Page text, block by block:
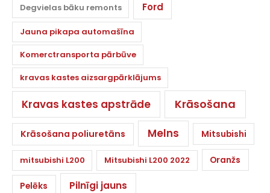
Degvielas bāku remonts Ford
Jauna pikapa automašīna
Komerctransporta pārbūve
kravas kastes aizsargpārklājums
Kravas kastes apstrāde Krāsošana
Krāsošana poliuretāns Melns Mitsubishi
mitsubishi L200 Mitsubishi L200 2022 Oranžs
Pelēks Pilnīgi jauns